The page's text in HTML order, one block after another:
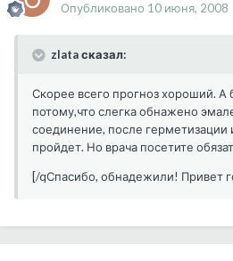
Опубликовано 10 июня, 2008
zlata сказал:
Скорее всего прогноз хороший. А
потому,что слегка обнажено
соединение, после герметизации
пройдет. Но врача посетите
[/qСпасибо, обнадежили! Привет